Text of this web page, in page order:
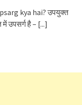
kya hai? उपयुक्त
उपसर्ग है – [...]